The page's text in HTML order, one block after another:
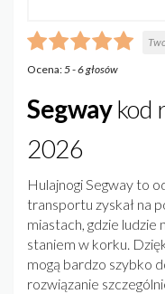
Ocena:5-6głosów
Segwaykod
2026
Hulajnogi Segway to
transportu zyskał na
miastach, gdzie ludzie
staniem w korku.
mogą bardzo szybko
rozwiązanie